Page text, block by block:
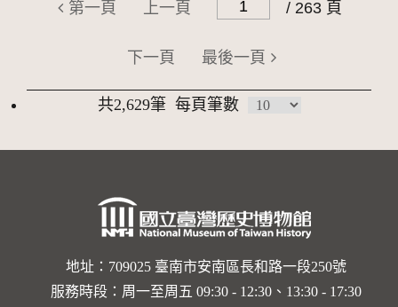
第一頁 上一頁 / 263 頁
下一頁 最後一頁
共2,629筆 每頁筆數
地址：709025 臺南市安南區長和路一段250號
服務時段：周一至周五 09:30 - 12:30、13:30 - 17:30